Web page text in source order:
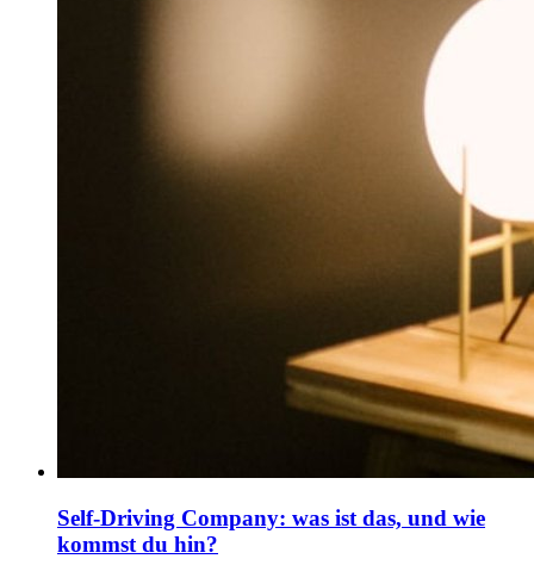
Self-Driving Company: was ist das, und wie
kommst du hin?